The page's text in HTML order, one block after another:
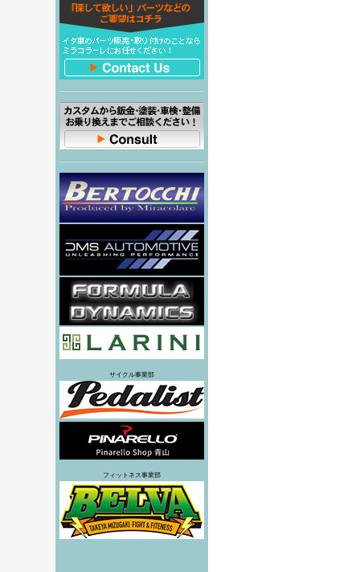
サイクル事業部
フィットネス事業部